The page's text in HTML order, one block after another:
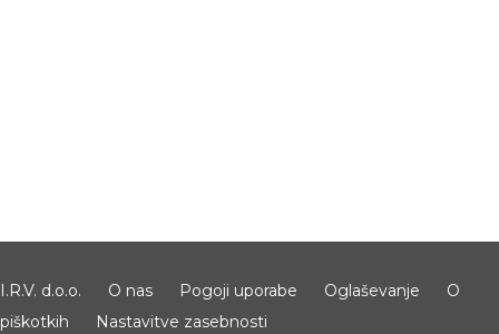
I.R.V. d.o.o. O nas Pogoji uporabe Oglaševanje
O
piškotkih
Nastavitve zasebnosti